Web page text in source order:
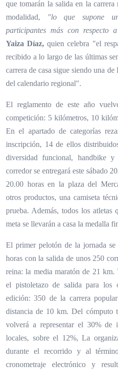
que tomarán la salida en la carrera
modalidad,
"lo que supone
participantes más con respecto
Yaiza Díaz, quien celebra "el
recibido a lo largo de las últimas
carrera de casa sigue siendo una
del calendario regional".
El reglamento de este año
competición: 5 kilómetros, 10
En el apartado de categorías
inscripción, 14 de ellos
diversidad funcional, handbike
corredor se entregará este sábado
20.00 horas en la plaza del
otros productos, una camiseta
prueba. Además, todos los atletas
meta se llevarán a casa la medalla
El primer pelotón de la jornada
horas con la salida de unos 250
reina: la media maratón de 21 km.
el pistoletazo de salida para los
edición: 350 de la carrera
distancia de 10 km. Del cómputo
volverá a representar el 30% de
locales, sobre el 12%, La
durante el recorrido y al
cronometraje electrónico y